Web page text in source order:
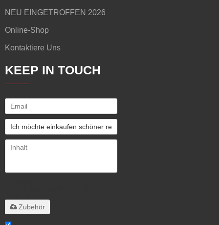
NEU EINGETROFFEN 2026
Online-Shop
Kontaktiere Uns
KEEP IN TOUCH
Zubehör